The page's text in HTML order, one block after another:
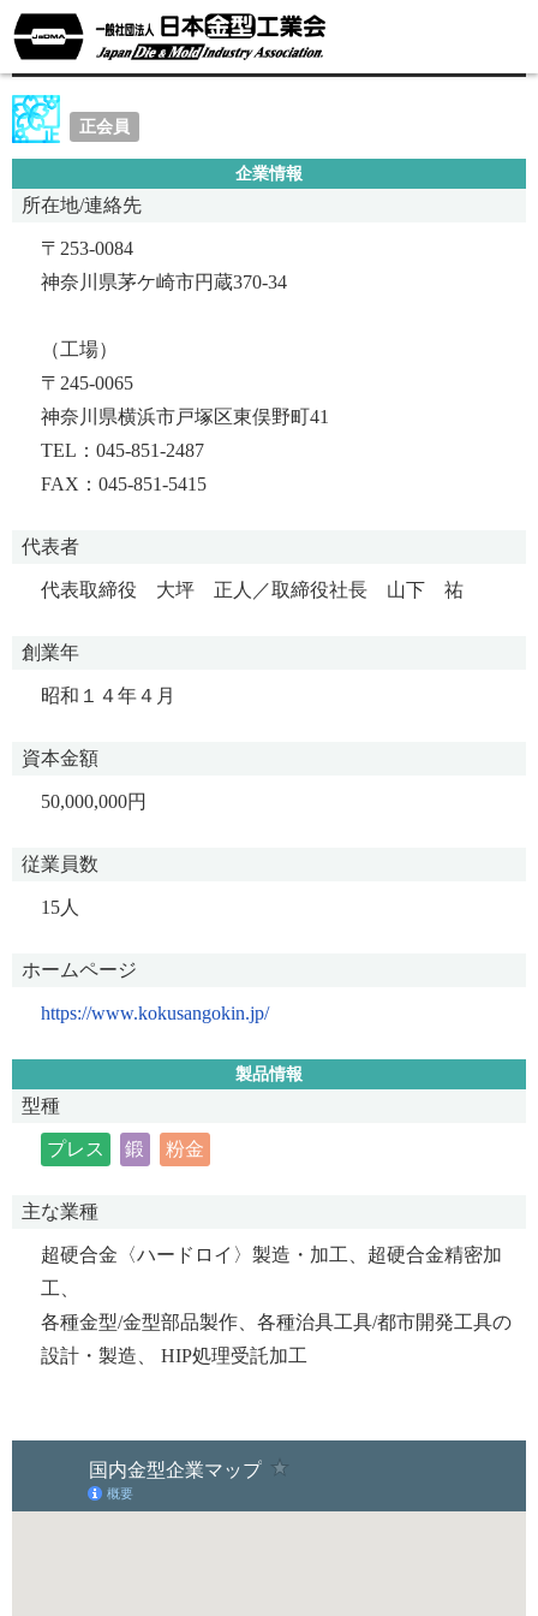
国産合金株式会社
正会員
企業情報
所在地/連絡先
〒253-0084
神奈川県茅ケ崎市円蔵370-34
（工場）
〒245-0065
神奈川県横浜市戸塚区東俣野町41
TEL：045-851-2487
FAX：045-851-5415
代表者
代表取締役 大坪 正人／取締役社長 山下 祐
創業年
昭和１４年４月
資本金額
50,000,000円
従業員数
15人
ホームページ
https://www.kokusangokin.jp/
製品情報
型種
プレス 鍛 粉金
主な業種
超硬合金〈ハードロイ〉製造・加工、超硬合金精密加
工、
各種金型/金型部品製作、各種治具工具/都市開発工具の
設計・製造、 HIP処理受託加工